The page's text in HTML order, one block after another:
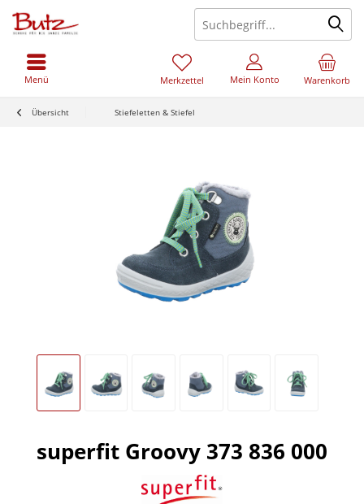
Warenkorb
Merkzettel Mein Konto
Menü
Übersicht Stiefeletten & Stiefel
superfit Groovy 373 836 000